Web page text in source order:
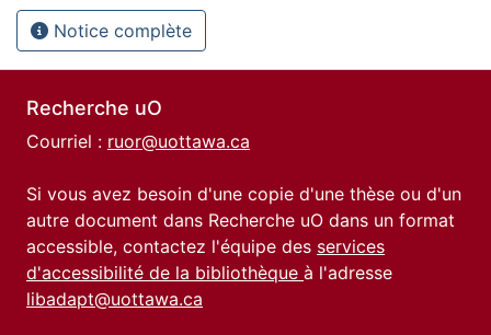
Notice complète
Recherche uO
Courriel : ruor@uottawa.ca
Si vous avez besoin d'une copie d'une thèse ou d'un
autre document dans Recherche uO dans un format
accessible, contactez l'équipe des services
d'accessibilité de la bibliothèque à l'adresse
libadapt@uottawa.ca